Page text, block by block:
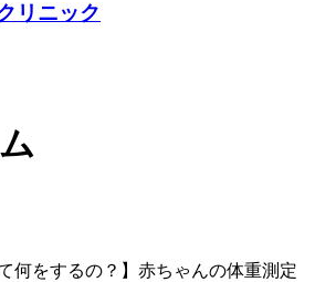
リニック
何をするの？】赤ちゃんの体重測定